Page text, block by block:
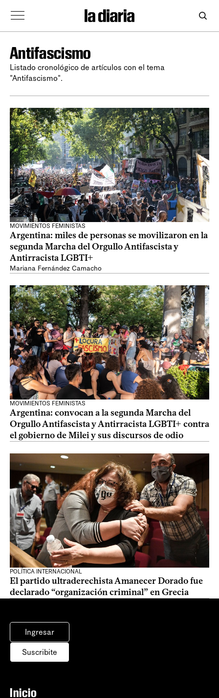
Antifascismo
Listado cronológico de artículos con el tema
"Antifascismo".
MOVIMIENTOS FEMINISTAS
Argentina: miles de personas se movilizaron en la
segunda Marcha del Orgullo Antifascista y
Antirracista LGBTI+
Mariana Fernández Camacho
MOVIMIENTOS FEMINISTAS
Argentina: convocan a la segunda Marcha del
Orgullo Antifascista y Antirracista LGBTI+ contra
el gobierno de Milei y sus discursos de odio
POLÍTICA INTERNACIONAL
El partido ultraderechista Amanecer Dorado fue
declarado “organización criminal” en Grecia
Ingresar
Suscribite
Inicio